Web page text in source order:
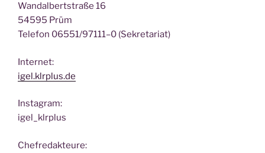
Wan­dal­bert­stra­ße 16
54595 Prüm
Tele­fon 06551/97111–0 (Sekre­ta­ri­at)
Inter­net:
igel.klrplus.de
Insta­gram:
igel_klrplus
Chef­re­dak­teu­re: